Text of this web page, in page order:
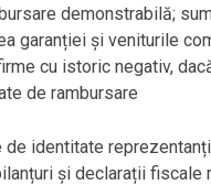
demonstrabilă;
garanției și veniturile
cu istoric negativ,
de rambursare
de identitate
și declarații fiscale